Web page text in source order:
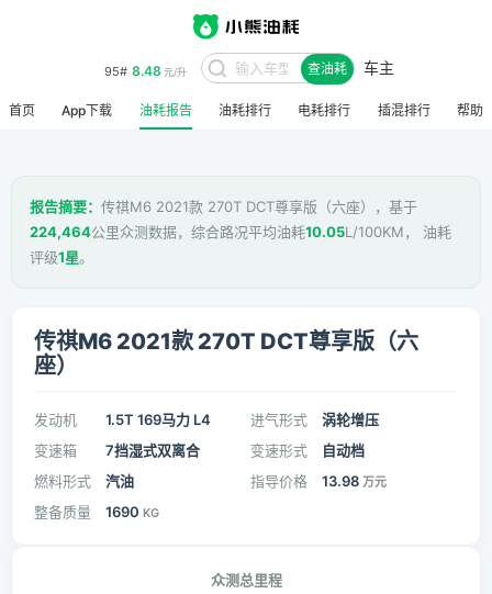
95# 8.48 元/升 查油耗 车主
首页 App下载 油耗报告 油耗排行 电耗排行 插混排行 帮助
报告摘要： 传祺M6 2021款 270T DCT尊享版（六座），基于
224,464公里众测数据，综合路况平均油耗10.05L/100KM， 油耗
评级1星。
传祺M6 2021款 270T DCT尊享版（六
座）
发动机 1.5T 169马力 L4 进气形式
涡轮增压
变速箱
7挡湿式双离合 变速形式
自动档
燃料形式
汽油 指导价格 13.98 万元
整备质量 1690 KG
众测总里程